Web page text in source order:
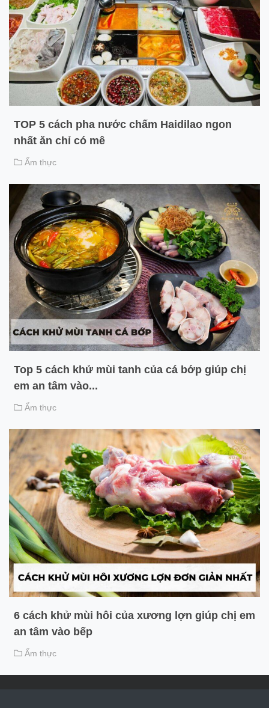
TOP 5 cách pha nước chấm Haidilao ngon
nhất ăn chỉ có mê
Ẩm thực
Top 5 cách khử mùi tanh của cá bớp giúp chị
em an tâm vào...
Ẩm thực
6 cách khử mùi hôi của xương lợn giúp chị em
an tâm vào bếp
Ẩm thực